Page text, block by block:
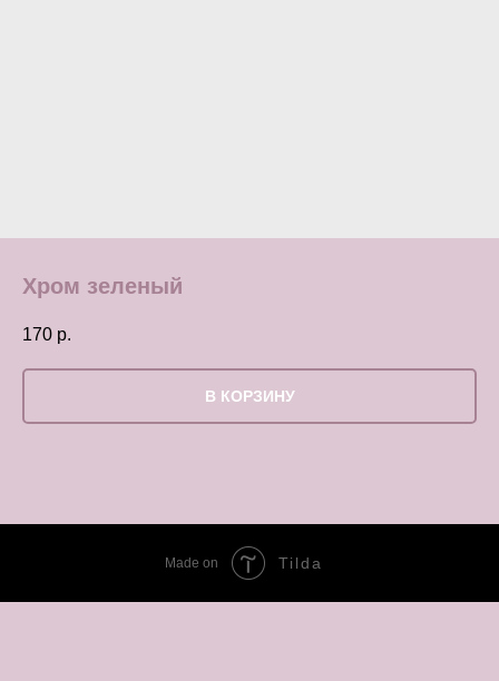
Хром зеленый
170 р.
В КОРЗИНУ
Made on Tilda